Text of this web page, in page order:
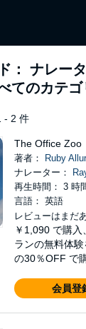
： ナレー
てのカテゴ
- 2 件
The Office Zoo
著者：
Ruby
ナレーター：
再生時間： 3 時
言語： 英語
レビューはまだ
￥1,090 で購入
ランの無料体
の30％OFF で
会員登